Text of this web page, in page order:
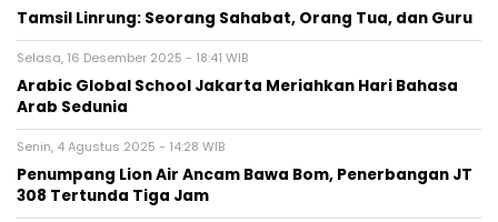
Tamsil Linrung: Seorang Sahabat, Orang Tua, dan Guru
Selasa, 16 Desember 2025 - 18:41 WIB
Arabic Global School Jakarta Meriahkan Hari Bahasa
Arab Sedunia
Senin, 4 Agustus 2025 - 14:28 WIB
Penumpang Lion Air Ancam Bawa Bom, Penerbangan JT
308 Tertunda Tiga Jam